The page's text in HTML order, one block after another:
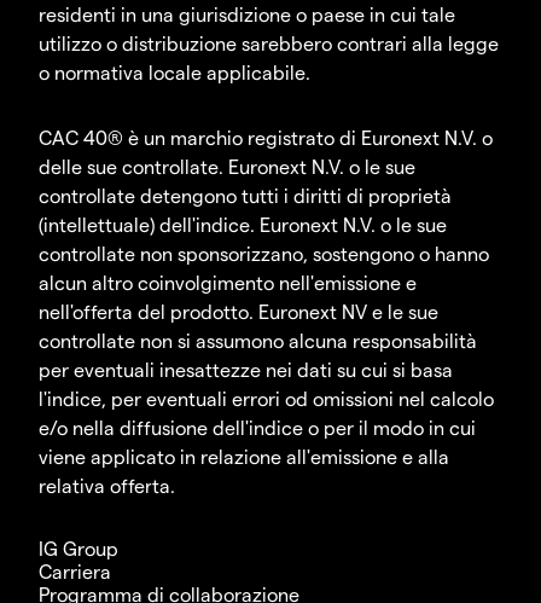
residenti in una giurisdizione o paese in cui tale
utilizzo o distribuzione sarebbero contrari alla legge
o normativa locale applicabile.
CAC 40® è un marchio registrato di Euronext N.V. o
delle sue controllate. Euronext N.V. o le sue
controllate detengono tutti i diritti di proprietà
(intellettuale) dell'indice. Euronext N.V. o le sue
controllate non sponsorizzano, sostengono o hanno
alcun altro coinvolgimento nell'emissione e
nell'offerta del prodotto. Euronext NV e le sue
controllate non si assumono alcuna responsabilità
per eventuali inesattezze nei dati su cui si basa
l'indice, per eventuali errori od omissioni nel calcolo
e/o nella diffusione dell'indice o per il modo in cui
viene applicato in relazione all'emissione e alla
relativa offerta.
IG Group
Carriera
Programma di collaborazione